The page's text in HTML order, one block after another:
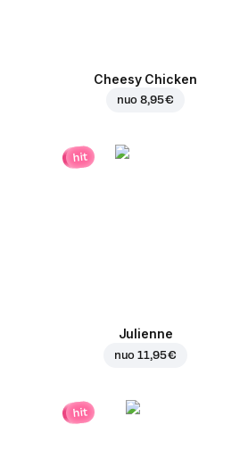
Cheesy Chicken
nuo8,95 €
hit
Julienne
nuo11,95 €
hit